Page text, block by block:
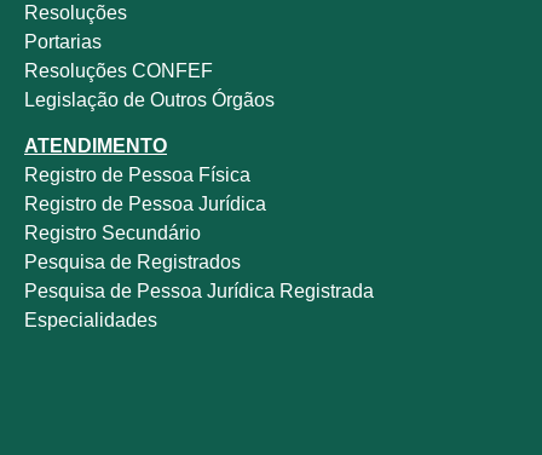
Resoluções
Portarias
Resoluções CONFEF
Legislação de Outros Órgãos
ATENDIMENTO
Registro de Pessoa Física
Registro de Pessoa Jurídica
Registro Secundário
Pesquisa de Registrados
Pesquisa de Pessoa Jurídica Registrada
Especialidades